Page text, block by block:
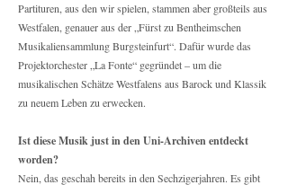
Partituren, aus den wir spielen, stammen aber großteils aus
Westfalen, genauer aus der „Fürst zu Bentheimschen
Musikaliensammlung Burgsteinfurt“. Dafür wurde das
Projektorchester „La Fonte“ gegründet – um die
musikalischen Schätze Westfalens aus Barock und Klassik
zu neuem Leben zu erwecken.
Ist diese Musik just in den Uni-Archiven entdeckt
worden?
Nein, das geschah bereits in den Sechzigerjahren. Es gibt